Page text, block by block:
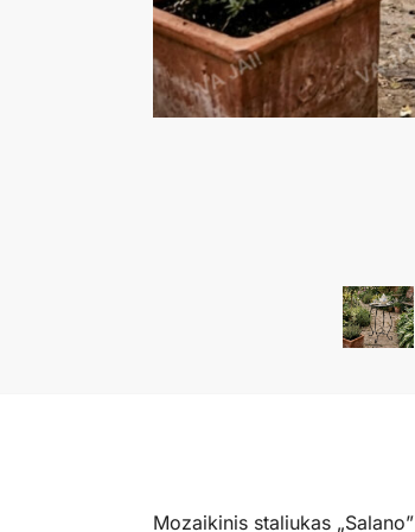
Mozaikinis staliukas „Salano”